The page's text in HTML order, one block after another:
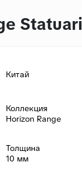
Китай
Коллекция
Horizon Range
Толщина
10 мм